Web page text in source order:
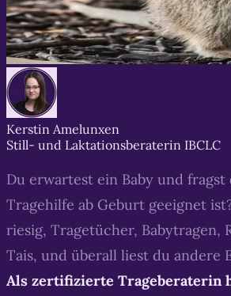
Kerstin Amelunxen
Still- und Laktationsberaterin IBCLC
Du erwartest ein Baby und
Tragehilfe ab Geburt geeignet
riesig, Tragetücher, Babytragen,
Tais, und überall liest du andere
Als zertifizierte Trageberaterin